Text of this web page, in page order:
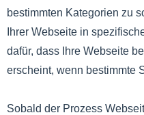
bestimmten Kategorien zu
Ihrer Webseite in
dafür, dass Ihre Webseite
erscheint, wenn bestimmte
Sobald der Prozess